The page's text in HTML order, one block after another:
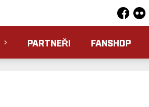
Facebook
Flickr
PARTNEŘI FANSHOP